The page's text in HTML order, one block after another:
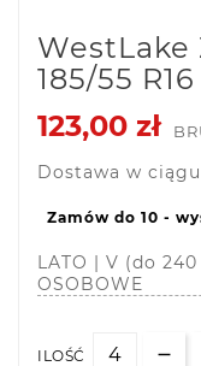
WestLake
185/55
123,00 zł
Dostawa w
Zamów do 10 -
LATO | V (do
OSOBOWE
ILOŚĆ